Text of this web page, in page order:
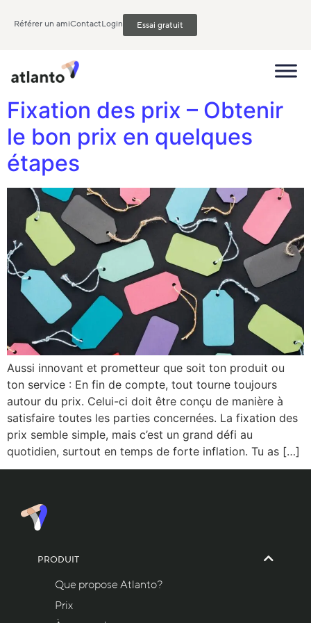
Référer un amiContactLogin Essai gratuit
Fixation des prix – Obtenir
le bon prix en quelques
étapes
Aussi innovant et prometteur que soit ton produit ou
ton service : En fin de compte, tout tourne toujours
autour du prix. Celui-ci doit être conçu de manière à
satisfaire toutes les parties concernées. La fixation des
prix semble simple, mais c’est un grand défi au
quotidien, surtout en temps de forte inflation. Tu as […]
PRODUIT
Que propose Atlanto?
Prix